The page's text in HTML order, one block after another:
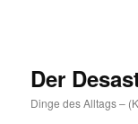
Der
Dinge des Alltags –